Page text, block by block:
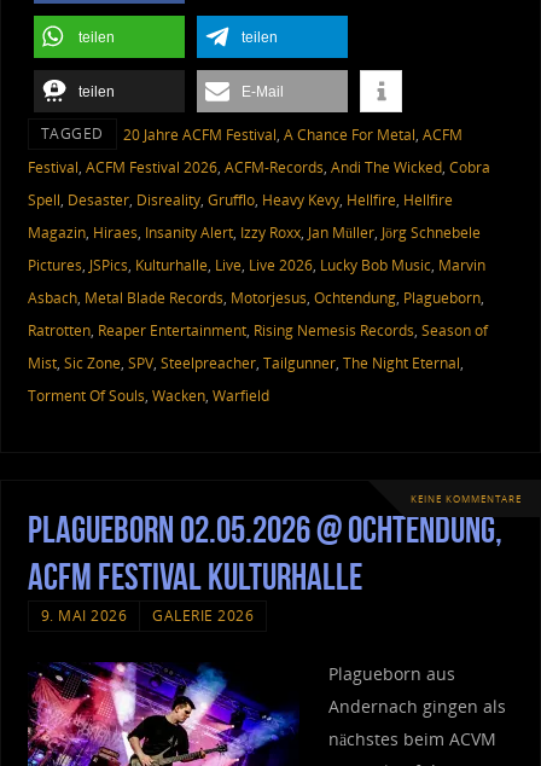
teilen teilen
teilen E-Mail
TAGGED 20 Jahre ACFM Festival, A Chance For Metal, ACFM
Festival, ACFM Festival 2026, ACFM-Records, Andi The Wicked, Cobra
Spell, Desaster, Disreality, Grufflo, Heavy Kevy, Hellfire, Hellfire
Magazin, Hiraes, Insanity Alert, Izzy Roxx, Jan Müller, Jörg Schnebele
Pictures, JSPics, Kulturhalle, Live, Live 2026, Lucky Bob Music, Marvin
Asbach, Metal Blade Records, Motorjesus, Ochtendung, Plagueborn,
Ratrotten, Reaper Entertainment, Rising Nemesis Records, Season of
Mist, Sic Zone, SPV, Steelpreacher, Tailgunner, The Night Eternal,
Torment Of Souls, Wacken, Warfield
KEINE KOMMENTARE
Plagueborn 02.05.2026 @ Ochtendung,
ACFM Festival Kulturhalle
9. MAI 2026 GALERIE 2026
Plagueborn aus
Andernach gingen als
nächstes beim ACVM